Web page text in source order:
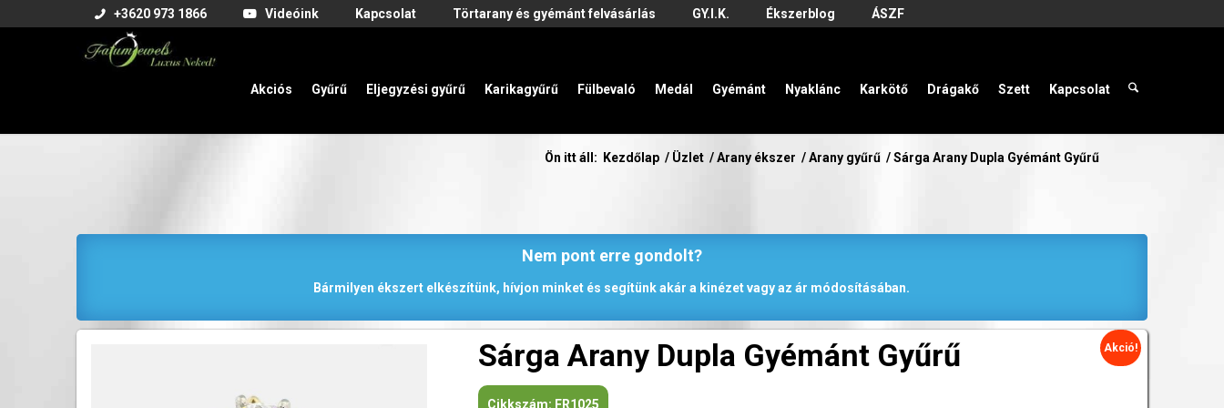
+3620 973 1866 Videóink Kapcsolat Törtarany és gyémánt felvásárlás GY.I.K. Ékszerblog ÁSZF
Akciós Gyűrű Eljegyzési gyűrű Karikagyűrű Fülbevaló Medál Gyémánt Nyaklánc Karkötő Drágakő Szett Kapcsolat
Ön itt áll: Kezdőlap / Üzlet / Arany ékszer / Arany gyűrű / Sárga Arany Dupla Gyémánt Gyűrű
Nem pont erre gondolt?
Bármilyen ékszert elkészítünk, hívjon minket és segítünk akár a kinézet vagy az ár módosításában.
Akció!
Sárga Arany Dupla Gyémánt Gyűrű
Cikkszám: FR1025